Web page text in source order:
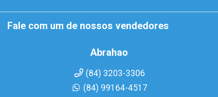
Fale com um de nossos vendedores
Abrahao
(84) 3203-3306
(84) 99164-4517